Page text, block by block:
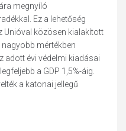
megnyíló
Ez a lehetőség
Unióval közösen kialakított
mértékben
adott évi védelmi kiadásai
a GDP 1,5%-áig.
a katonai jellegű